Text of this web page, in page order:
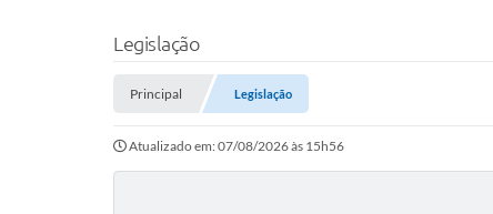
Legislação
Principal Legislação
Atualizado em: 07/08/2026 às 15h56